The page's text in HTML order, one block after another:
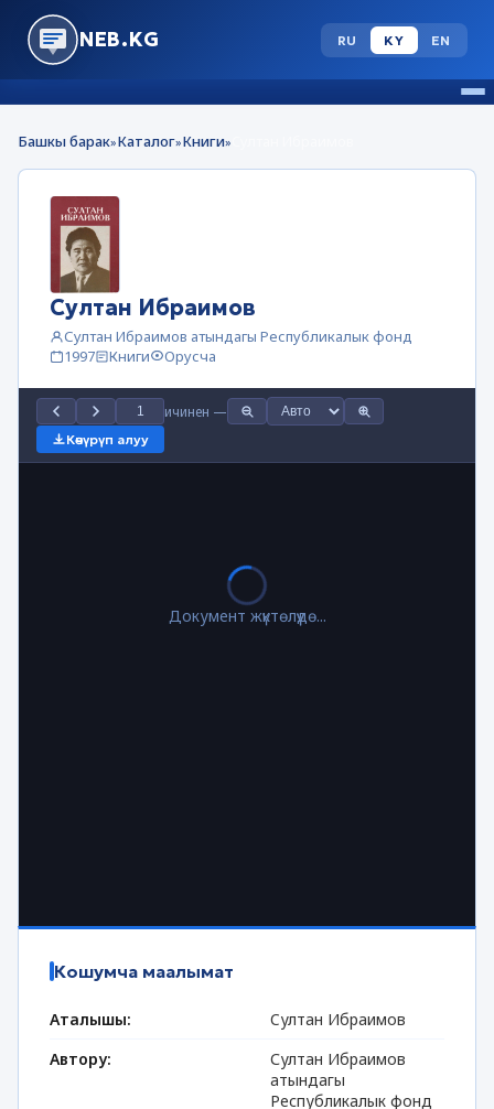
NEB.KG RU KY EN
Башкы барак»Каталог»Книги»
Cултан Ибраимов
Султан Ибраимов атындагы Республикалык фонд
1997
Книги Орусча
ичинен —
Көчүрүп алуу
Документ жүктөлүүдө...
Кошумча маалымат
Аталышы:
Cултан Ибраимов
Автору:
Султан Ибраимов
атындагы
Республикалык фонд